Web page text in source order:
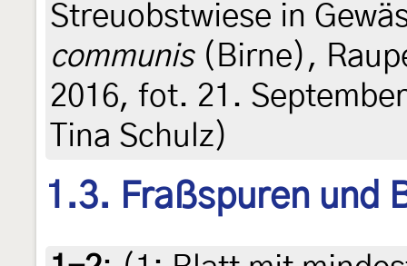
Streuobstwiese in
communis(Birne),
2016, fot. 21.
Tina Schulz)
1.3. Fraßspuren und